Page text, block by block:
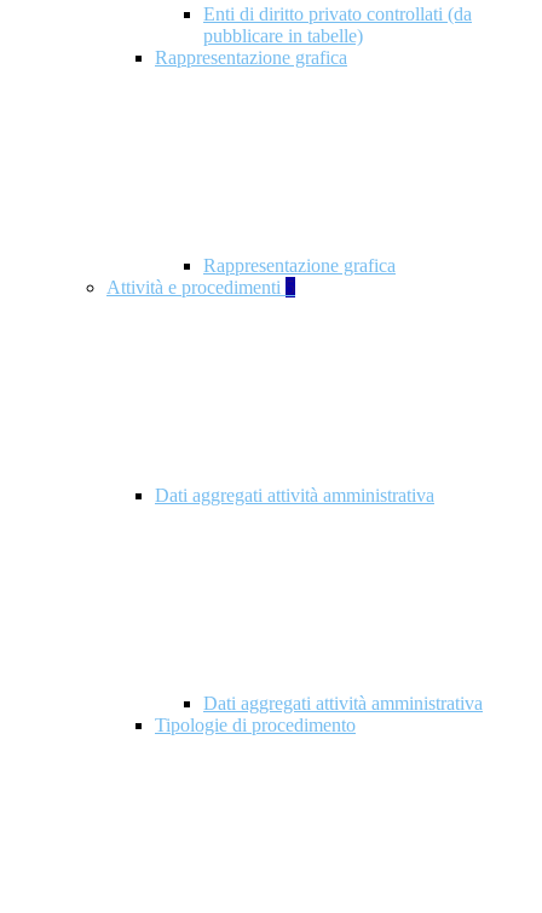
Enti di diritto privato controllati (da
pubblicare in tabelle)
Rappresentazione grafica
Rappresentazione grafica
Attività e procedimenti 5
Dati aggregati attività amministrativa
Dati aggregati attività amministrativa
Tipologie di procedimento